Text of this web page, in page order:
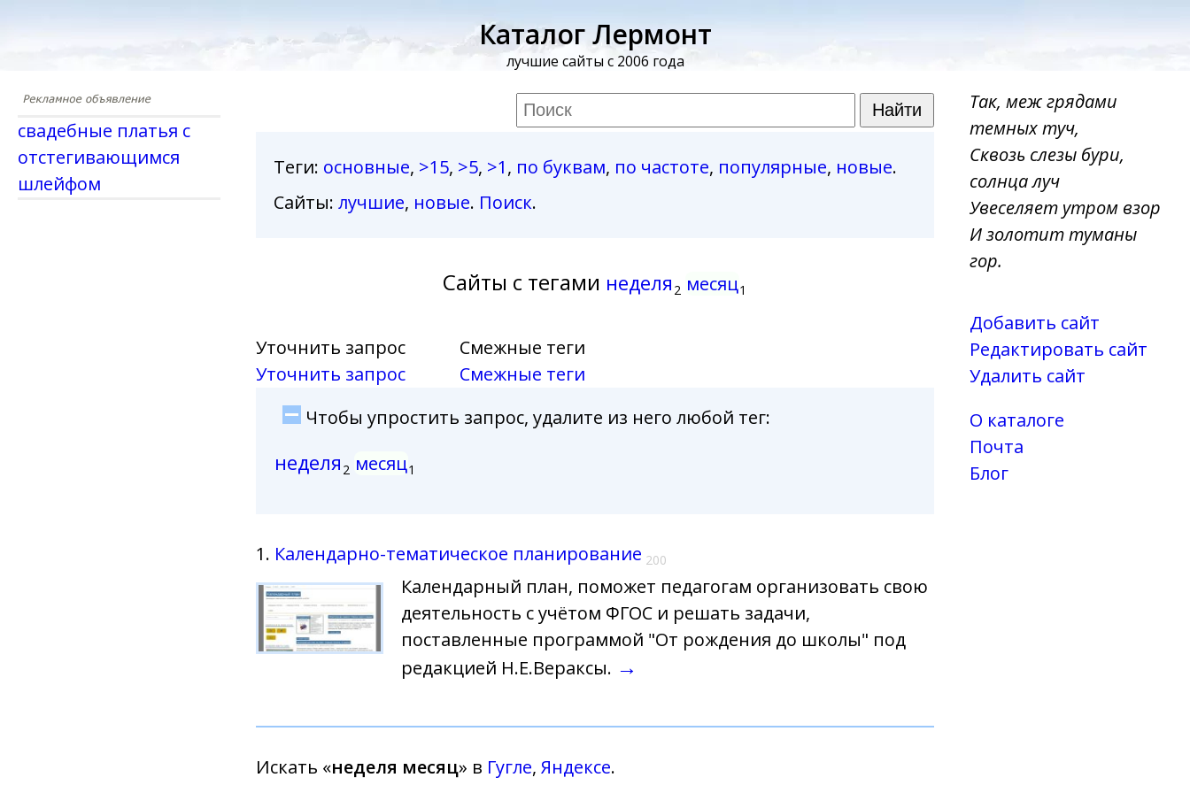
Каталог Лермонт
лучшие сайты с 2006 года
свадебные платья с
отстегивающимся
шлейфом
Теги: основные, >15, >5, >1, по буквам, по частоте, популярные, новые.
Сайты: лучшие, новые. Поиск.
Сайты с тегами неделя 2 месяц1
Уточнить запрос
Уточнить запрос
Смежные теги
Смежные теги
Чтобы упростить запрос, удалите из него любой тег:
неделя 2 месяц1
1. Календарно-тематическое планирование 200
Календарный план, поможет педагогам организовать свою
деятельность с учётом ФГОС и решать задачи,
поставленные программой "От рождения до школы" под
редакцией Н.Е.Вераксы. →
Искать «неделя месяц» в Гугле, Яндексе.
Так, меж грядами
темных туч,
Сквозь слезы бури,
солнца луч
Увеселяет утром взор
И золотит туманы
гор.
Добавить сайт
Редактировать сайт
Удалить сайт
О каталоге
Почта
Блог